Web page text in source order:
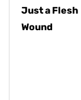
Just a Flesh
Wound